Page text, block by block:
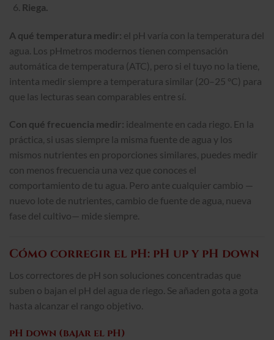
Riega.
A qué temperatura medir: el pH varía con la temperatura del
agua. Los pHmetros modernos tienen compensación
automática de temperatura (ATC), pero si el tuyo no la tiene,
intenta medir siempre a temperatura similar (20–25 °C) para
que las lecturas sean comparables entre sí.
Con qué frecuencia medir: idealmente en cada riego. En la
práctica, si usas siempre la misma fuente de agua y los
mismos nutrientes en proporciones similares, puedes medir
con menos frecuencia una vez que conoces el
comportamiento de tu agua. Pero ante cualquier cambio —
nuevo lote de nutrientes, cambio de fuente de agua, nueva
fase del cultivo— mide siempre.
Cómo corregir el pH: pH up y pH down
Los correctores de pH son soluciones concentradas que
suben o bajan el pH del agua de riego. Se añaden gota a gota
hasta alcanzar el rango objetivo.
pH down (bajar el pH)